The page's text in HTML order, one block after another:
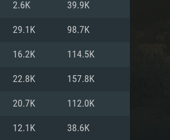
2.6K 39.9K
29.1K 98.7K
16.2K 114.5K
22.8K 157.8K
20.7K 112.0K
12.1K 38.6K